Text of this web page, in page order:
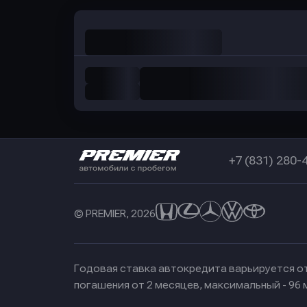
+7 (831) 280-
© PREMIER, 2026
Годовая ставка автокредита варьируется
погашения от 2 месяцев, максимальный - 96